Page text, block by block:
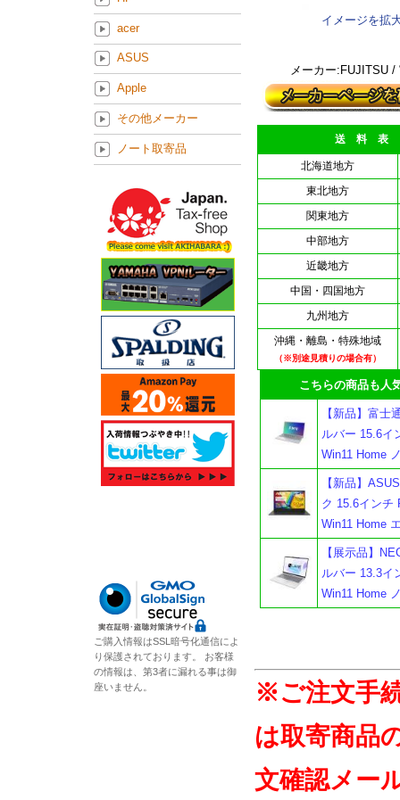
イメージを拡
メーカー:FUJITSU /
送 料 表
北海道地方
東北地方
関東地方
中部地方
近畿地方
中国・四国地方
九州地方
沖縄・離島・特殊地域
（※別途見積りの場合有）
こちらの商品も人気
【新品】富
ルバー 15.6イ
Win11 Home
【新品】
ク 15.6インチ
Win11 Home
【展示品】
ルバー 13.3イ
Win11 Home
※ご注文手
は取寄商品
文確認メー
acer
ASUS
Apple
その他メーカー
ノート取寄品
ご購入情報はSSL暗号化通信によ
り保護されております。 お客様
の情報は、第3者に漏れる事は御
座いません。